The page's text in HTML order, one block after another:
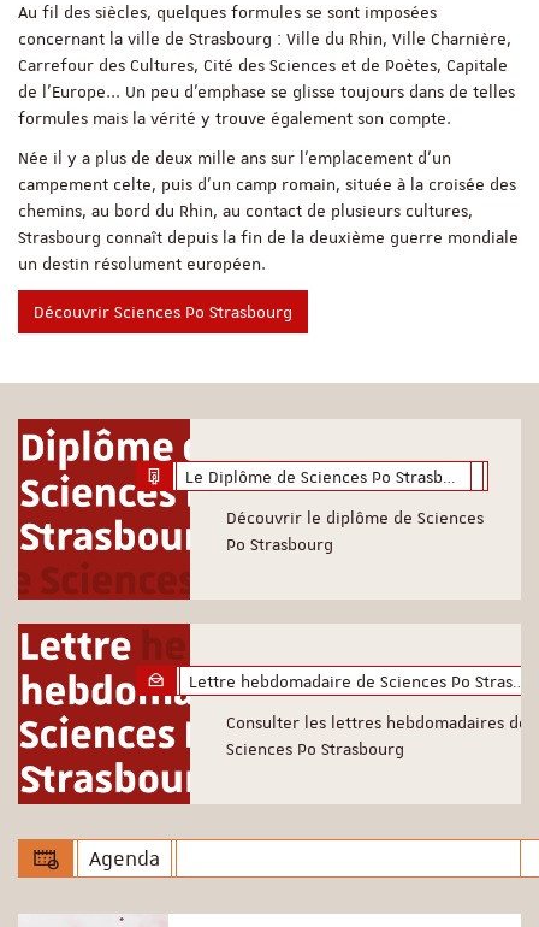
Au fil des siècles, quelques formules se sont imposées
concernant la ville de Strasbourg : Ville du Rhin, Ville Charnière,
Carrefour des Cultures, Cité des Sciences et de Poètes, Capitale
de l'Europe... Un peu d'emphase se glisse toujours dans de telles
formules mais la vérité y trouve également son compte.
Née il y a plus de deux mille ans sur l'emplacement d'un
campement celte, puis d'un camp romain, située à la croisée des
chemins, au bord du Rhin, au contact de plusieurs cultures,
Strasbourg connaît depuis la fin de la deuxième guerre mondiale
un destin résolument européen.
Découvrir Sciences Po Strasbourg
Découvrir le diplôme de Sciences
Po Strasbourg
Consulter les lettres hebdomadaires de
Sciences Po Strasbourg
Agenda